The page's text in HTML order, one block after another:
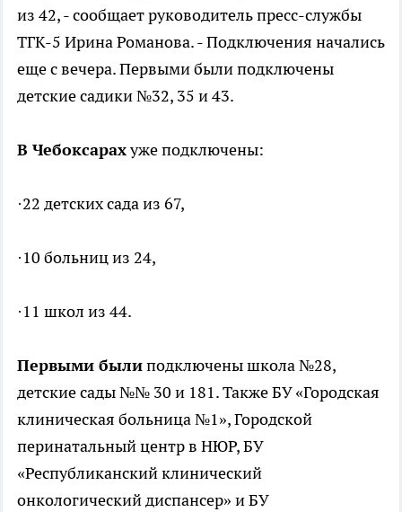
из 42, - сообщает руководитель пресс-службы
ТГК-5 Ирина Романова. - Подключения начались
еще с вечера. Первыми были подключены
детские садики №32, 35 и 43.
В Чебоксарахуже подключены:
·22 детских сада из 67,
·10 больниц из 24,
·11 школ из 44.
Первыми былиподключены школа №28,
детские сады №№ 30 и 181. Также БУ «Городская
клиническая больница №1», Городской
перинатальный центр в НЮР, БУ
«Республиканский клинический
онкологический диспансер» и БУ